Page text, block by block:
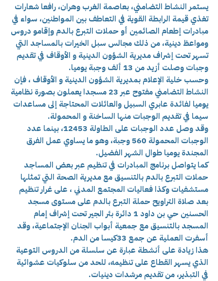
يستمر النشاط التضامني، بعاصمة الغرب وهران، رافعا شعارات
تغذي قيمة الرابطة القوية في التعاطف بين المواطنين، سواء في
مبادرات إطعام الصائمين أو حملات التبرع بالدم وإقامو دروس
ومواعظ دينية، من ذلك مجالس سبل الخيرات بالمساجد التي
تسهر تحت إشراف مديرية الشؤون الدينية و الأوقاف في تقديم
وجبات وصلت أزيد من 13 ألف وجبة يوميا.
وحسب خلية الإعلام بمديرية الشؤون الدينية و الأوقاف ، فإن
النشاط التضامني مفتوح عبر 23 مسجدا يعملون بصورة نظامية
يوميا لفائدة عابري السبيل والعائلات المحتاجة إلى مساعدات
سيما في تقديم الوجبات منها الساخنة و المحمولة.
وقد وصل عدد الوجبات على الطاولة 12453، بينما
عدد
الوجبات المحمولة 560 وجبة، وهو ما يساوي عمل الفرق
المجندة يوميا طوال الشهر الفضيل.
كما يتواصل برنامج المبادرات في تنظيم عبر بعض المساجد
حملات التبرع بالدم بالتنسيق مع مديرية الصحة التي تمثلها
مستشفيات وكذا فعاليات المجتمع المدني ، على غرار تنظيم
بعد صلاة التراويح حملة التبرع بالدم على مستوى مسجد
الحسنين حي بن داود 1 دائرة بئر الجير تحت إشراف إمام
المسجد بالتنسيق مع جمعية أبواب الجنان الإجتماعية، وقد
أسفرت العملية عن جمع 33كيسا من الدم.
هذا زيادة على أنشطة عبارة عن سلسلة من الدروس التوعية
الذي يسهر القطاع على تنظيمه، للحد من سلوكيات عشوائية
في التبذير، من تقديم مرشدات دينيات.